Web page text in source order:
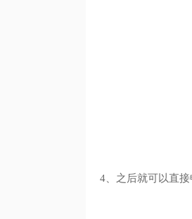
4、之后就可以直